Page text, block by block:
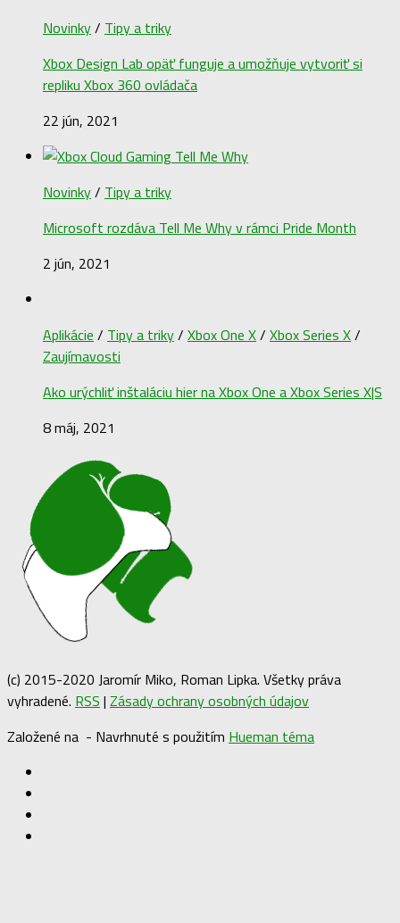
Novinky/ Tipy a triky
Xbox Design Lab opäť funguje a umožňuje vytvoriť si
repliku Xbox 360 ovládača
22 jún, 2021
Novinky/ Tipy a triky
Microsoft rozdáva Tell Me Why v rámci Pride Month
2 jún, 2021
Aplikácie / Tipy a triky/ Xbox One X/ Xbox Series X/
Zaujímavosti
Ako urýchliť inštaláciu hier na Xbox One a Xbox Series X|S
8 máj, 2021
(c) 2015-2020 Jaromír Miko, Roman Lipka. Všetky práva
vyhradené. RSS | Zásady ochrany osobných údajov
Založené na - Navrhnuté s použitím Hueman téma